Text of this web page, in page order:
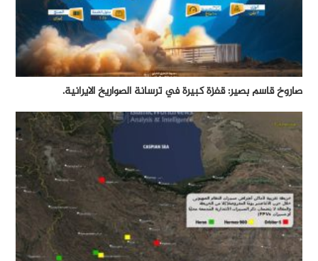
صاروخ قاسم بصير: قفزة كبيرة في ترسانة الصواريخ الايرانية.